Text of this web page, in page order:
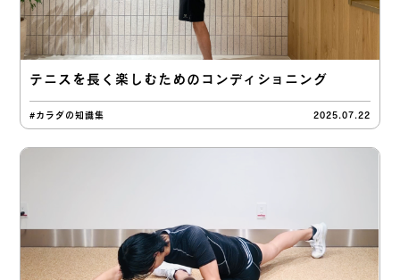
テニスを長く楽しむためのコンディショニング
#カラダの知識集 2025.07.22